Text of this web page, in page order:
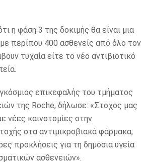
η φάση 3 της δοκιμής θα είναι μια
περίπου 400 ασθενείς από όλο τον
τυχαία είτε το νέο αντιβιοτικό
επικεφαλής του τμήματος
της Roche, δήλωσε: «Στόχος μας
νέες καινοτομίες στην
στα αντιμικροβιακά φάρμακα,
προκλήσεις για τη δημόσια υγεία
ασθενειών».